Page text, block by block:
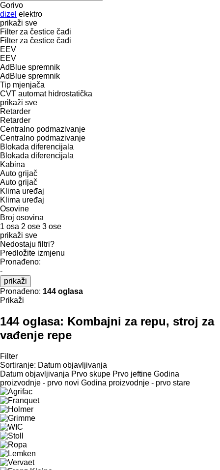
Gorivo
dizel elektro
prikaži sve
Filter za čestice čađi
Filter za čestice čađi
EEV
EEV
AdBlue spremnik
AdBlue spremnik
Tip mјenjača
CVT automat hidrostatička
prikaži sve
Retarder
Retarder
Centralno podmazivanje
Centralno podmazivanje
Blokada diferencijala
Blokada diferencijala
Kabina
Auto grijač
Auto grijač
Klima uređaj
Klima uređaj
Osovine
Broj osovina
1 osa 2 ose 3 ose
prikaži sve
Nedostaju filtri?
Predložite izmjenu
Pronađeno:
-
prikaži
Pronađeno: 144 oglasa
Prikaži
144 oglasa: Kombajni za repu, stroj za
vađenje repe
Filter
Sortiranje: Datum objavljivanja
Datum objavljivanja Prvo skupe Prvo jeftine Godina
proizvodnje - prvo novi Godina proizvodnje - prvo stare